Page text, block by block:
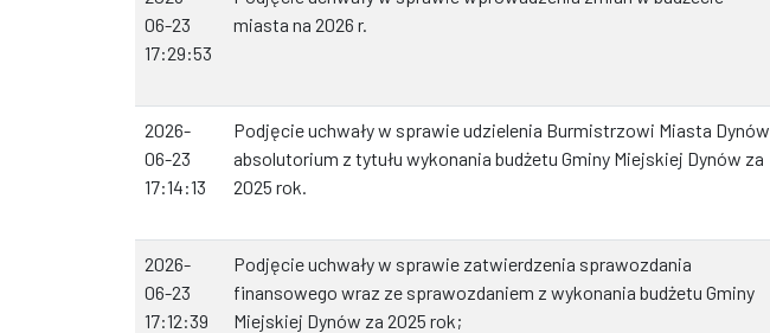
06-23
17:29:53
miasta na 2026 r.
2026-
06-23
17:14:13
Podjęcie uchwały w sprawie udzielenia Burmistrzowi Miasta Dynów
absolutorium z tytułu wykonania budżetu Gminy Miejskiej Dynów za
2025 rok.
2026-
06-23
17:12:39
Podjęcie uchwały w sprawie zatwierdzenia sprawozdania
finansowego wraz ze sprawozdaniem z wykonania budżetu Gminy
Miejskiej Dynów za 2025 rok;